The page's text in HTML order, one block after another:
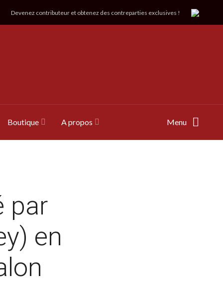
Devenez contributeur et obtenez des contreparties exclusives !
Boutique A propos Menu
par
en